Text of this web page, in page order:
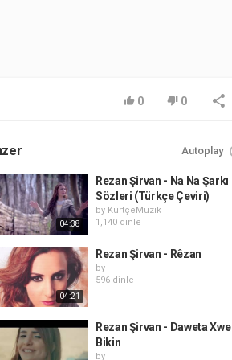
0 0
Autoplay
04:38
Rezan Şirvan - Na Na Şarkı
Sözleri (Türkçe Çeviri)
by KürtçeMüzik
1,140 dinle
04:21
Rezan Şirvan - Rêzan
by
596 dinle
Rezan Şirvan - Daweta Xwe
Bikin
by